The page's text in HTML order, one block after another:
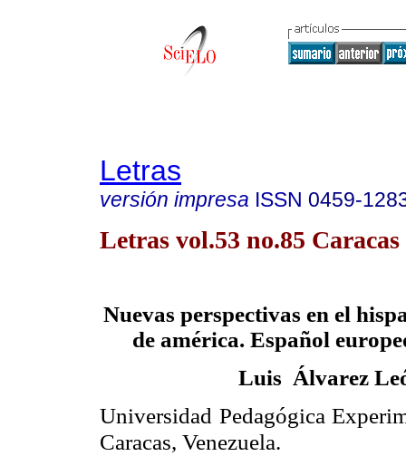
Letras
versión impresa ISSN 0459-
Letras vol.53 no.85 Caracas
Nuevas perspectivas en el
de américa. Español
Luis Álvarez
Universidad Pedagógica
Caracas, Venezuela.